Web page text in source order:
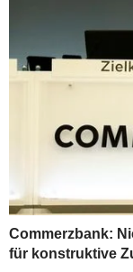
Commerzbank:
für konstruktive